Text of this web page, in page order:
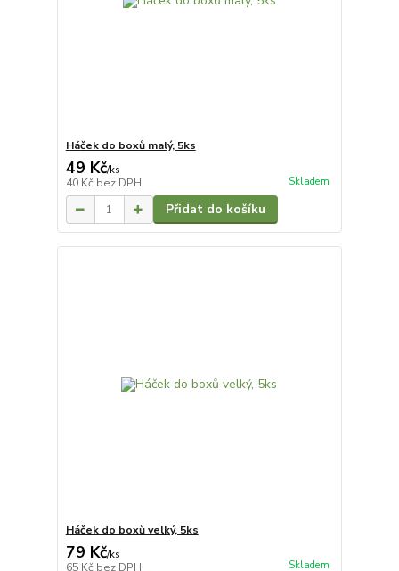
Háček do boxů malý, 5ks
49 Kč/ks
40 Kč bez DPH Skladem
Přidat do košíku
Háček do boxů velký, 5ks
79 Kč/ks
65 Kč bez DPH Skladem